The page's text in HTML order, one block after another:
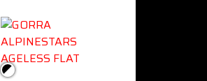
Negro/Blanco